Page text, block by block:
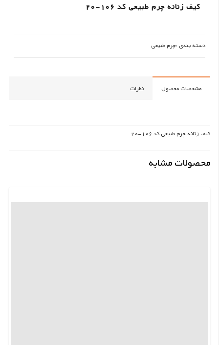
کیف زنانه چرم طبیعی کد 106-20
دسته بندی :چرم طبیعی
مشخصات محصول نظرات
کیف زنانه چرم طبیعی کد 106-20
محصولات مشابه